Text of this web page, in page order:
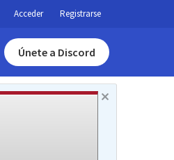
Acceder Registrarse
Únete a Discord